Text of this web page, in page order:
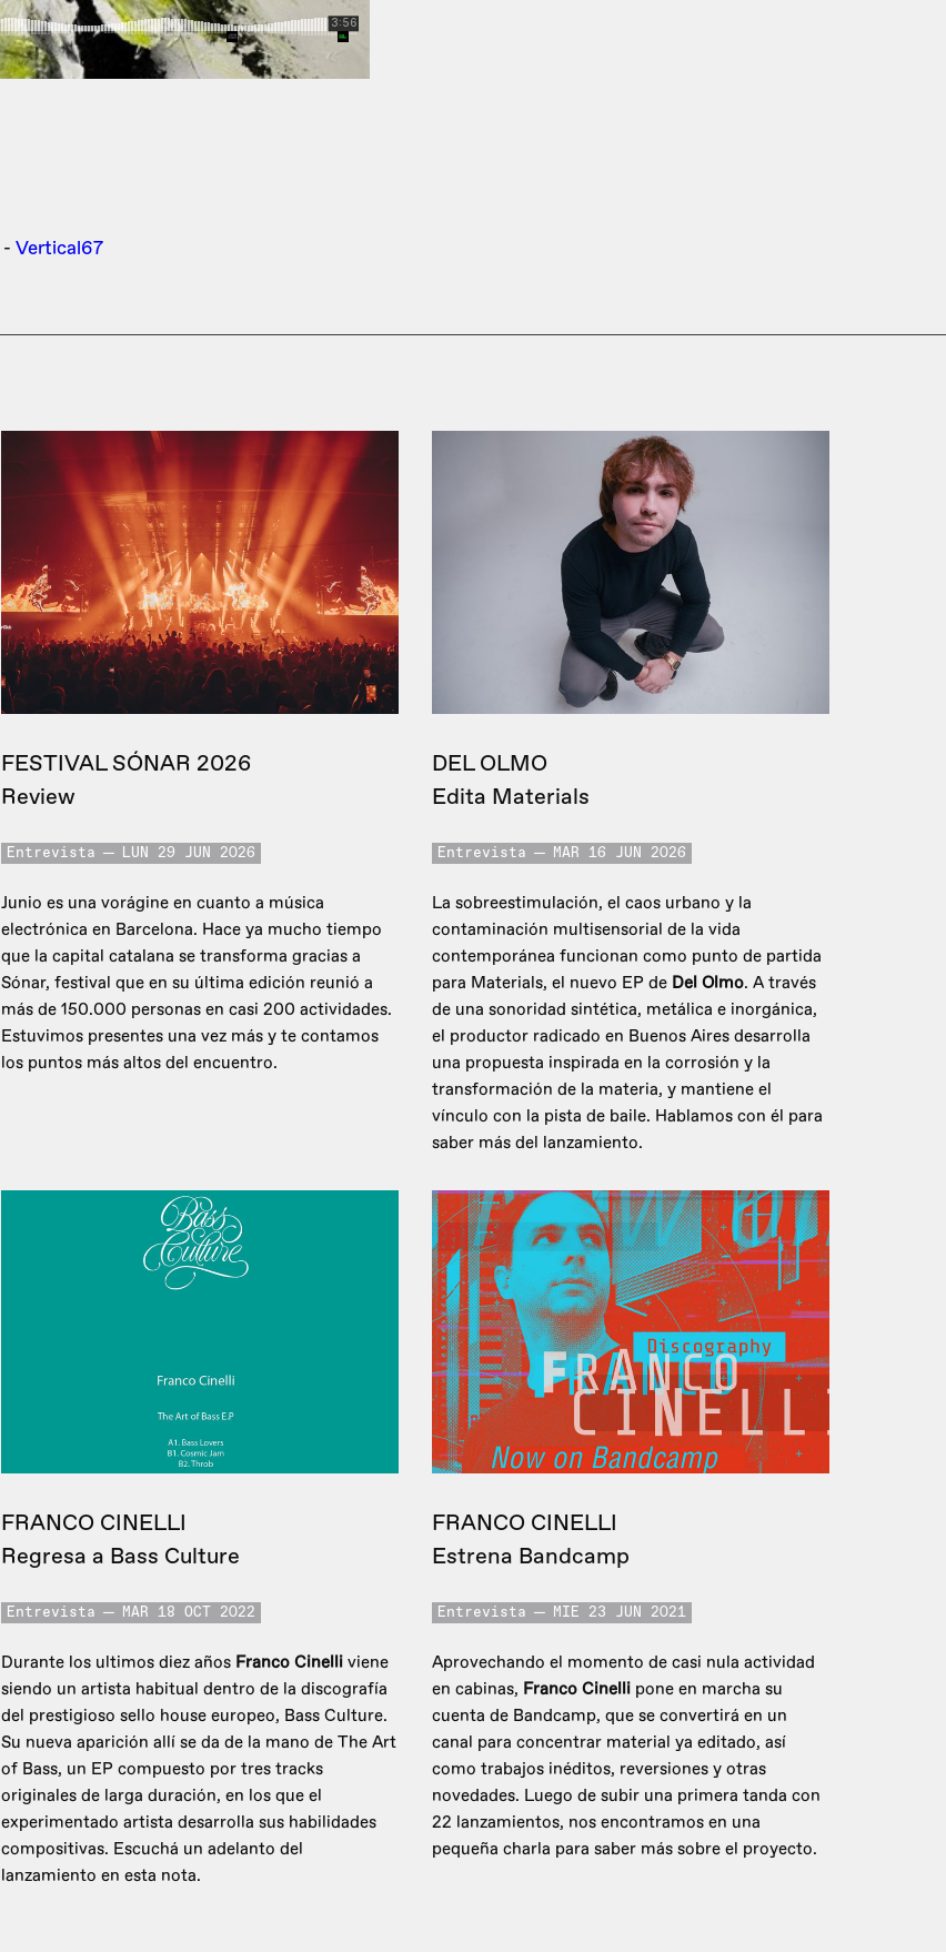
- Vertical67
FESTIVAL SÓNAR 2026
Review
Entrevista LUN 29 JUN 2026
Junio es una vorágine en cuanto a música
electrónica en Barcelona. Hace ya mucho tiempo
que la capital catalana se transforma gracias a
Sónar, festival que en su última edición reunió a
más de 150.000 personas en casi 200 actividades.
Estuvimos presentes una vez más y te contamos
los puntos más altos del encuentro.
DEL OLMO
Edita Materials
Entrevista MAR 16 JUN 2026
La sobreestimulación, el caos urbano y la
contaminación multisensorial de la vida
contemporánea funcionan como punto de partida
para Materials, el nuevo EP de Del Olmo. A través
de una sonoridad sintética, metálica e inorgánica,
el productor radicado en Buenos Aires desarrolla
una propuesta inspirada en la corrosión y la
transformación de la materia, y mantiene el
vínculo con la pista de baile. Hablamos con él para
saber más del lanzamiento.
FRANCO CINELLI
Regresa a Bass Culture
Entrevista MAR 18 OCT 2022
Durante los ultimos diez años Franco Cinelli viene
siendo un artista habitual dentro de la discografía
del prestigioso sello house europeo, Bass Culture.
Su nueva aparición allí se da de la mano de The Art
of Bass, un EP compuesto por tres tracks
originales de larga duración, en los que el
experimentado artista desarrolla sus habilidades
compositivas. Escuchá un adelanto del
lanzamiento en esta nota.
FRANCO CINELLI
Estrena Bandcamp
Entrevista MIE 23 JUN 2021
Aprovechando el momento de casi nula actividad
en cabinas, Franco Cinelli pone en marcha su
cuenta de Bandcamp, que se convertirá en un
canal para concentrar material ya editado, así
como trabajos inéditos, reversiones y otras
novedades. Luego de subir una primera tanda con
22 lanzamientos, nos encontramos en una
pequeña charla para saber más sobre el proyecto.